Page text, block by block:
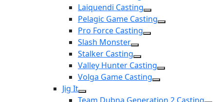
Laiquendi Casting
Pelagic Game Casting
Pro Force Casting
Slash Monster
Stalker Casting
Valley Hunter Casting
Volga Game Casting
Jig It